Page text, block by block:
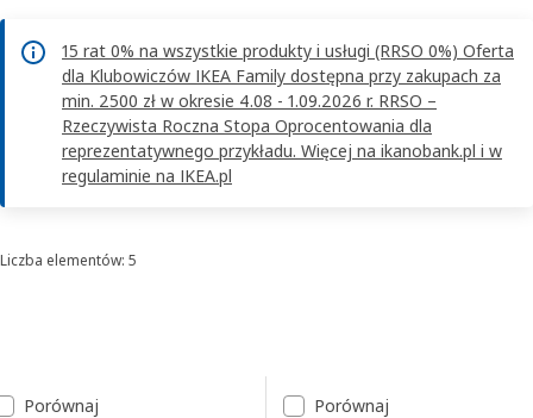
15 rat 0% na wszystkie produkty i usługi (RRSO 0%) Oferta
dla Klubowiczów IKEA Family dostępna przy zakupach za
min. 2500 zł w okresie 4.08 - 1.09.2026 r. RRSO –
Rzeczywista Roczna Stopa Oprocentowania dla
reprezentatywnego przykładu. Więcej na ikanobank.pl i w
regulaminie na IKEA.pl
Sortowanie i filtrowanie
Liczba elementów: 5
Lista wyników
Porównaj Porównaj